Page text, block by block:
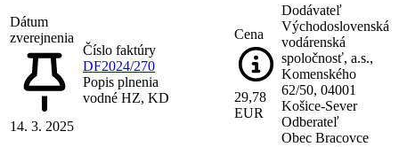
Dátum
zverejnenia
14. 3. 2025
Číslo faktúry
DF2024/270
Popis plnenia
vodné HZ, KD
Cena
29,78
EUR
Dodávateľ
Východoslovenská
vodárenská
spoločnosť, a.s.,
Komenského
62/50, 04001
Košice-Sever
Odberateľ
Obec Bracovce